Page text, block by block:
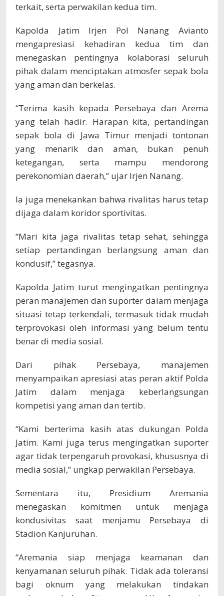
terkait, serta perwakilan kedua tim.
Kapolda Jatim Irjen Pol Nanang Avianto
mengapresiasi kehadiran kedua tim dan
menegaskan pentingnya kolaborasi seluruh
pihak dalam menciptakan atmosfer sepak bola
yang aman dan berkelas.
“Terima kasih kepada Persebaya dan Arema
yang telah hadir. Harapan kita, pertandingan
sepak bola di Jawa Timur menjadi tontonan
yang menarik dan aman, bukan penuh
ketegangan, serta mampu mendorong
perekonomian daerah,” ujar Irjen Nanang.
Ia juga menekankan bahwa rivalitas harus tetap
dijaga dalam koridor sportivitas.
“Mari kita jaga rivalitas tetap sehat, sehingga
setiap pertandingan berlangsung aman dan
kondusif,” tegasnya.
Kapolda Jatim turut mengingatkan pentingnya
peran manajemen dan suporter dalam menjaga
situasi tetap terkendali, termasuk tidak mudah
terprovokasi oleh informasi yang belum tentu
benar di media sosial.
Dari pihak Persebaya, manajemen
menyampaikan apresiasi atas peran aktif Polda
Jatim dalam menjaga keberlangsungan
kompetisi yang aman dan tertib.
“Kami berterima kasih atas dukungan Polda
Jatim. Kami juga terus mengingatkan suporter
agar tidak terpengaruh provokasi, khususnya di
media sosial,” ungkap perwakilan Persebaya.
Sementara itu, Presidium Aremania
menegaskan komitmen untuk menjaga
kondusivitas saat menjamu Persebaya di
Stadion Kanjuruhan.
“Aremania siap menjaga keamanan dan
kenyamanan seluruh pihak. Tidak ada toleransi
bagi oknum yang melakukan tindakan